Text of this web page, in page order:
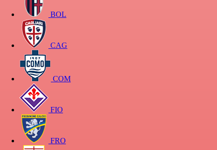
BOL
CAG
COM
FIO
FRO